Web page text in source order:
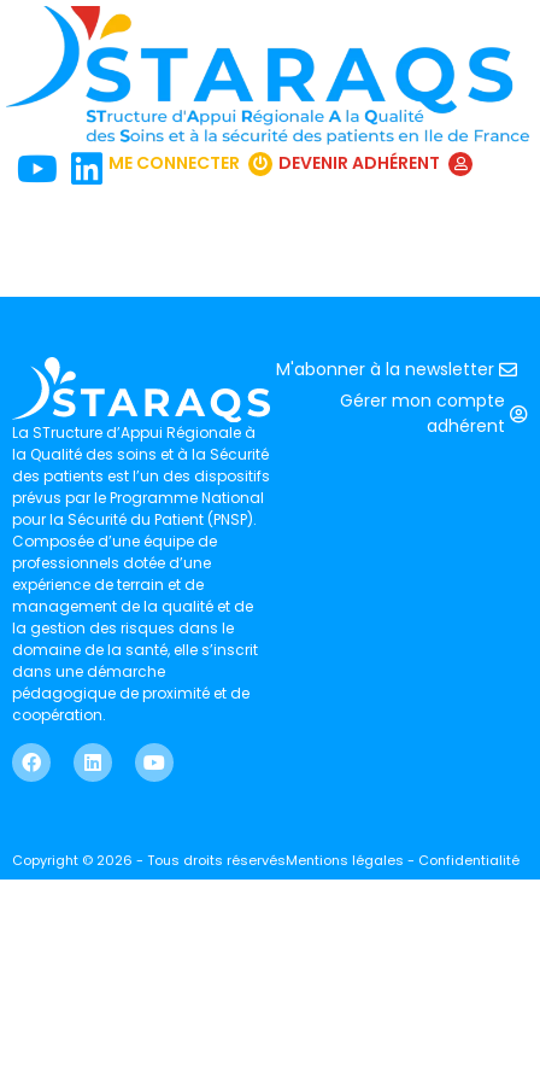
ME CONNECTER DEVENIR ADHÉRENT
La STructure d’Appui Régionale à
la Qualité des soins et à la Sécurité
des patients est l’un des dispositifs
prévus par le Programme National
pour la Sécurité du Patient (PNSP).
Composée d’une équipe de
professionnels dotée d’une
expérience de terrain et de
management de la qualité et de
la gestion des risques dans le
domaine de la santé, elle s’inscrit
dans une démarche
pédagogique de proximité et de
coopération.
M'abonner à la newsletter
Gérer mon compte
adhérent
Copyright © 2026 - Tous droits réservésMentions légales - Confidentialité